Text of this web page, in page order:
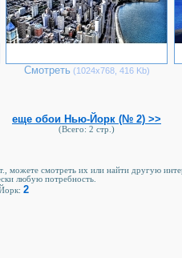
Смотреть (1024х768, 416 Kb)
еще обои Нью-Йорк (№ 2) >>
(Всего: 2 стр.)
можете смотреть их или найти другую
любую потребность.
2